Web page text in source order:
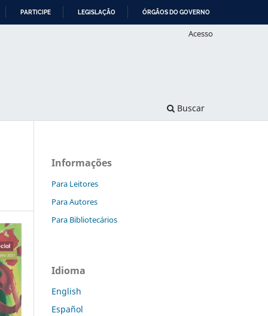
PARTICIPE LEGISLAÇÃO ÓRGÃOS DO GOVERNO
Buscar
Acesso
Informações
Para Leitores
Para Autores
Para Bibliotecários
Idioma
English
Español